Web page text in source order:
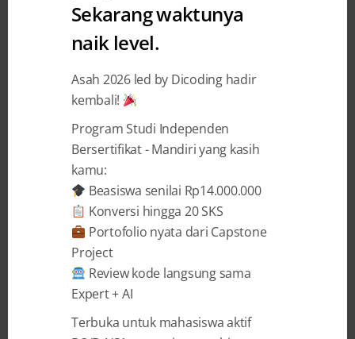
Selamat Kepada para Pemenang
Tizen Tematik Challenge – Hari
Lahir Pancasila
Dicoding Indonesia 31 May 2017
BAGIKAN
Tanggal 1 Juni kita sebagai bangsa
Indonesia akan memperingati Hari Lahir
Sekarang waktunya
naik level.
Asah 2026 led by Dicoding hadir
kembali!
Program Studi Independen
Bersertifikat - Mandiri yang kasih
kamu:
Beasiswa senilai Rp14.000.000
Konversi hingga 20 SKS
Portofolio nyata dari Capstone
Project
Review kode langsung sama
Expert + AI
Terbuka untuk mahasiswa aktif